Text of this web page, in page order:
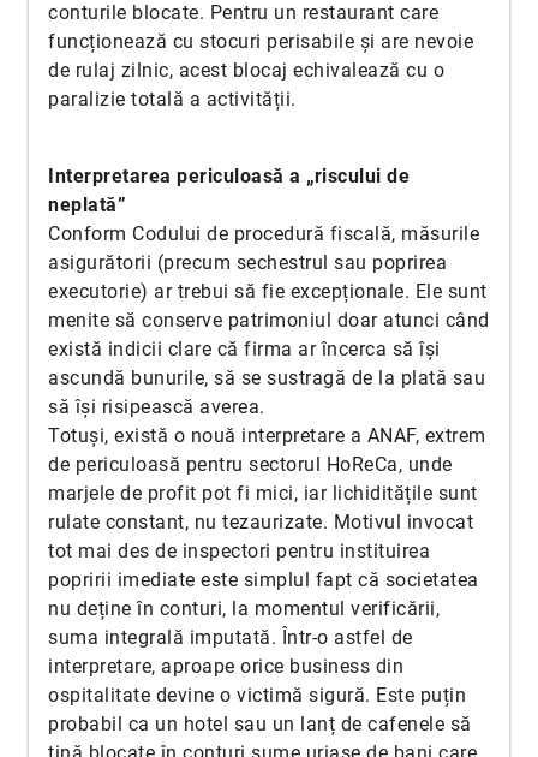
conturile blocate. Pentru un restaurant care
funcționează cu stocuri perisabile și are nevoie
de rulaj zilnic, acest blocaj echivalează cu o
paralizie totală a activității.
Interpretarea periculoasă a „riscului de
neplată”
Conform Codului de procedură fiscală, măsurile
asigurătorii (precum sechestrul sau poprirea
executorie) ar trebui să fie excepționale. Ele sunt
menite să conserve patrimoniul doar atunci când
există indicii clare că firma ar încerca să își
ascundă bunurile, să se sustragă de la plată sau
să își risipească averea.
Totuși, există o nouă interpretare a ANAF, extrem
de periculoasă pentru sectorul HoReCa, unde
marjele de profit pot fi mici, iar lichiditățile sunt
rulate constant, nu tezaurizate. Motivul invocat
tot mai des de inspectori pentru instituirea
popririi imediate este simplul fapt că societatea
nu deține în conturi, la momentul verificării,
suma integrală imputată. Într-o astfel de
interpretare, aproape orice business din
ospitalitate devine o victimă sigură. Este puțin
probabil ca un hotel sau un lanț de cafenele să